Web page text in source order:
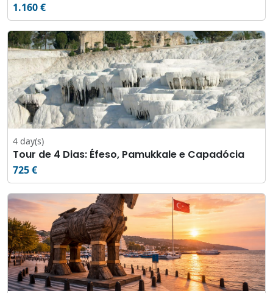
1.160 €
4 day(s)
Tour de 4 Dias: Éfeso, Pamukkale e Capadócia
725 €